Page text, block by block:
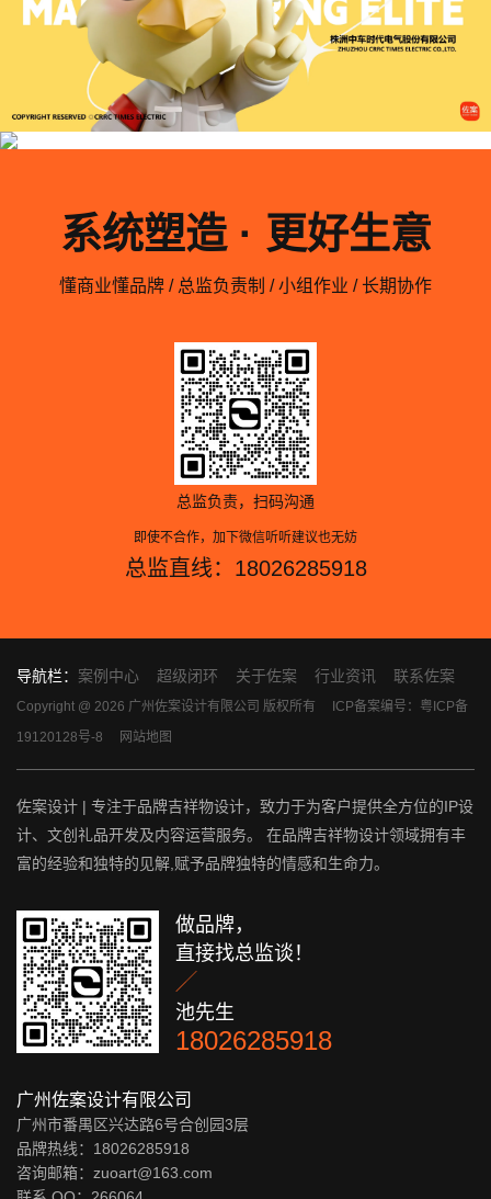
系统塑造 · 更好生意
懂商业懂品牌 / 总监负责制 / 小组作业 / 长期协作
总监负责，扫码沟通
即使不合作，加下微信听听建议也无妨
总监直线：18026285918
导航栏： 案例中心 超级闭环 关于佐案 行业资讯 联系佐案
Copyright @ 2026 广州佐案设计有限公司 版权所有 ICP备案编号：粤ICP备
19120128号-8
网站地图
佐案设计 | 专注于品牌吉祥物设计，致力于为客户提供全方位的IP设
计、文创礼品开发及内容运营服务。 在品牌吉祥物设计领域拥有丰
富的经验和独特的见解,赋予品牌独特的情感和生命力。
做品牌，
直接找总监谈！

池先生
18026285918
广州佐案设计有限公司
广州市番禺区兴达路6号合创园3层
品牌热线：18026285918
咨询邮箱：zuoart@163.com